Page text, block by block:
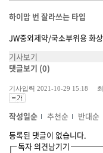
하이맘 번 잘라쓰는 타입
JW중외제약/국소부위용 화
기사보기
댓글보기 (0)
기사입력 2021-10-29 15:18 최
작성일순 추천순
반대순
등록된 댓글이 없습니다.
독자 의견남기기